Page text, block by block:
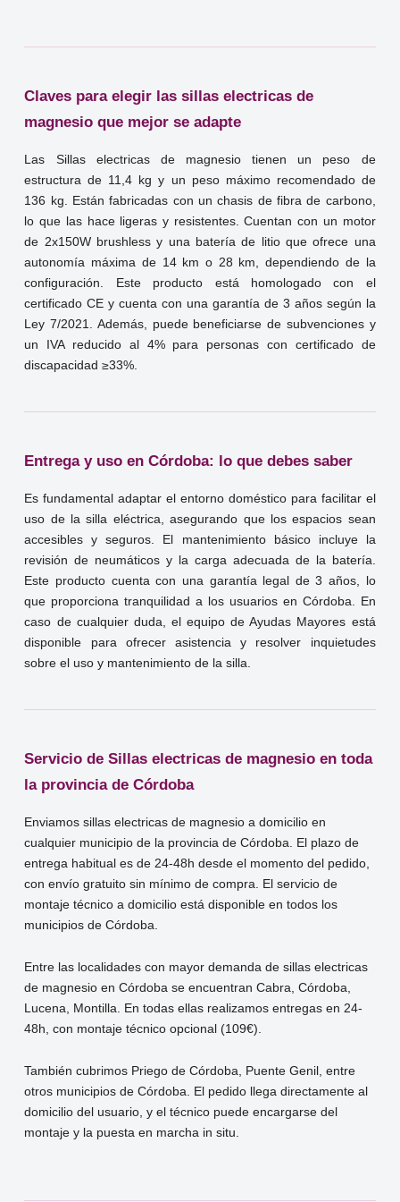
Claves para elegir las sillas electricas de
magnesio que mejor se adapte
Las Sillas electricas de magnesio tienen un peso de
estructura de 11,4 kg y un peso máximo recomendado de
136 kg. Están fabricadas con un chasis de fibra de carbono,
lo que las hace ligeras y resistentes. Cuentan con un motor
de 2x150W brushless y una batería de litio que ofrece una
autonomía máxima de 14 km o 28 km, dependiendo de la
configuración. Este producto está homologado con el
certificado CE y cuenta con una garantía de 3 años según la
Ley 7/2021. Además, puede beneficiarse de subvenciones y
un IVA reducido al 4% para personas con certificado de
discapacidad ≥33%.
Entrega y uso en Córdoba: lo que debes saber
Es fundamental adaptar el entorno doméstico para facilitar el
uso de la silla eléctrica, asegurando que los espacios sean
accesibles y seguros. El mantenimiento básico incluye la
revisión de neumáticos y la carga adecuada de la batería.
Este producto cuenta con una garantía legal de 3 años, lo
que proporciona tranquilidad a los usuarios en Córdoba. En
caso de cualquier duda, el equipo de Ayudas Mayores está
disponible para ofrecer asistencia y resolver inquietudes
sobre el uso y mantenimiento de la silla.
Servicio de Sillas electricas de magnesio en toda
la provincia de Córdoba
Enviamos sillas electricas de magnesio a domicilio en
cualquier municipio de la provincia de Córdoba. El plazo de
entrega habitual es de 24-48h desde el momento del pedido,
con envío gratuito sin mínimo de compra. El servicio de
montaje técnico a domicilio está disponible en todos los
municipios de Córdoba.
Entre las localidades con mayor demanda de sillas electricas
de magnesio en Córdoba se encuentran Cabra, Córdoba,
Lucena, Montilla. En todas ellas realizamos entregas en 24-
48h, con montaje técnico opcional (109€).
También cubrimos Priego de Córdoba, Puente Genil, entre
otros municipios de Córdoba. El pedido llega directamente al
domicilio del usuario, y el técnico puede encargarse del
montaje y la puesta en marcha in situ.